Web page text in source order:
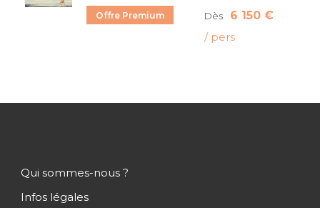
Offre Premium Dès
6 150 €
/ pers
Qui sommes-nous ?
Infos légales